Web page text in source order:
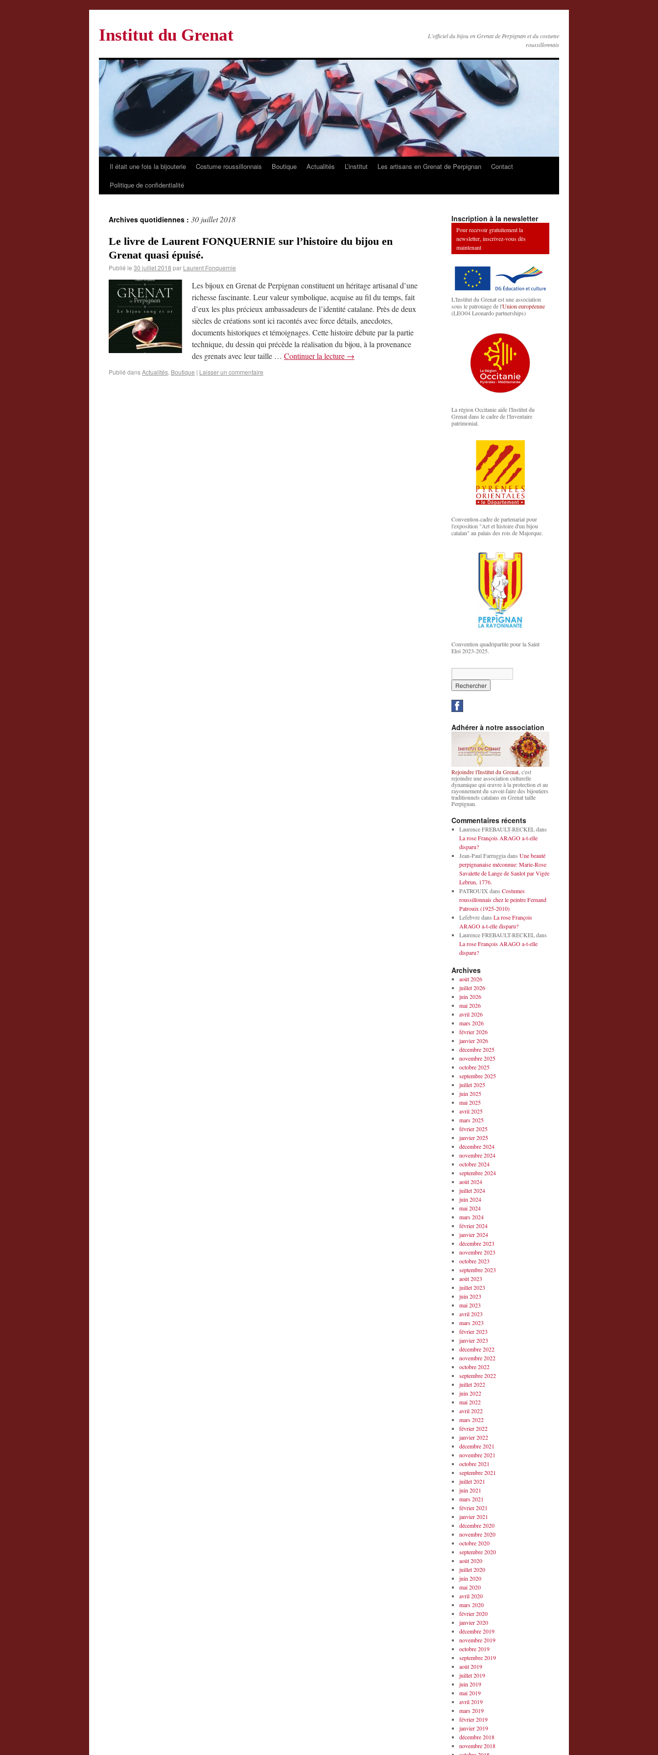
Institut du Grenat
L'officiel du bijou en Grenat de Perpignan et du costume
roussillonnais
Il était une fois la bijouterie Costume roussillonnais Boutique Actualités L’institut Les artisans en Grenat de Perpignan
Contact
Politique de confidentialité
Archives quotidiennes : 30 juillet 2018
Le livre de Laurent FONQUERNIE sur l’histoire du bijou en
Grenat quasi épuisé.
Publié le 30 juillet 2018 par Laurent Fonquernie
Les bijoux en Grenat de Perpignan constituent un héritage artisanal d’une
richesse fascinante. Leur valeur symbolique, acquise au fil du temps, fait
d’eux les plus précieux ambassadeurs de l’identité catalane. Près de deux
siècles de créations sont ici racontés avec force détails, anecdotes,
documents historiques et témoignages. Cette histoire débute par la partie
technique, du dessin qui précède la réalisation du bijou, à la provenance
des grenats avec leur taille … Continuer la lecture →
Publié dansActualités, Boutique | Laisser un commentaire
Inscription à la newsletter
Pour recevoir gratuitement la
newsletter, inscrivez-vous dès
maintenant
L'Institut du Grenat est une association
sous le patronage de l'Union européenne
(LEO04 Leonardo partnerships)
La région Occitanie aide l'Institut du
Grenat dans le cadre de l'Inventaire
patrimonial.
Convention-cadre de partenariat pour
l'exposition "Art et histoire d'un bijou
catalan" au palais des rois de Majorque.
Convention quadripartite pour la Saint
Eloi 2023-2025.
Adhérer à notre association
Rejoindre l'Institut du Grenat , c'est
rejoindre une association culturelle
dynamique qui œuvre à la protection et au
rayonnement du savoir-faire des bijoutiers
traditionnels catalans en Grenat taille
Perpignan.
Commentaires récents
Laurence FREBAULT-RECKELdans
La rose François ARAGO a-t-elle
disparu?
Jean-Paul Farruggiadans Une beauté
perpignanaise méconnue: Marie-Rose
Savalette de Lange de Sanlot par Vigée
Lebrun, 1776.
PATROUIX dans Costumes
roussillonnais chez le peintre Fernand
Patrouix (1925-2010)
Lefebvredans La rose François
ARAGO a-t-elle disparu?
Laurence FREBAULT-RECKELdans
La rose François ARAGO a-t-elle
disparu?
Archives
août 2026
juillet 2026
juin 2026
mai 2026
avril 2026
mars 2026
février 2026
janvier 2026
décembre 2025
novembre 2025
octobre 2025
septembre 2025
juillet 2025
juin 2025
mai 2025
avril 2025
mars 2025
février 2025
janvier 2025
décembre 2024
novembre 2024
octobre 2024
septembre 2024
août 2024
juillet 2024
juin 2024
mai 2024
mars 2024
février 2024
janvier 2024
décembre 2023
novembre 2023
octobre 2023
septembre 2023
août 2023
juillet 2023
juin 2023
mai 2023
avril 2023
mars 2023
février 2023
janvier 2023
décembre 2022
novembre 2022
octobre 2022
septembre 2022
juillet 2022
juin 2022
mai 2022
avril 2022
mars 2022
février 2022
janvier 2022
décembre 2021
novembre 2021
octobre 2021
septembre 2021
juillet 2021
juin 2021
mars 2021
février 2021
janvier 2021
décembre 2020
novembre 2020
octobre 2020
septembre 2020
août 2020
juillet 2020
juin 2020
mai 2020
avril 2020
mars 2020
février 2020
janvier 2020
décembre 2019
novembre 2019
octobre 2019
septembre 2019
août 2019
juillet 2019
juin 2019
mai 2019
avril 2019
mars 2019
février 2019
janvier 2019
décembre 2018
novembre 2018